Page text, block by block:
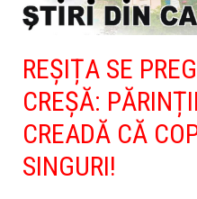
REȘIȚA SE
CREȘĂ:
CREADĂ CĂ
SINGURI!